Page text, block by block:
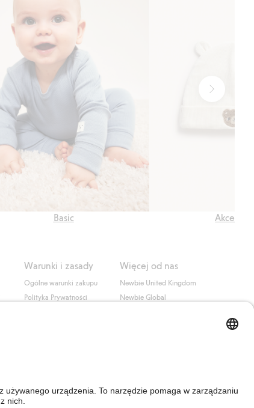
Basic Akcesoria
Warunki i zasady
Ogólne warunki zakupu
Polityka Prywatności
Więcej od nas
Newbie United Kingdom
Newbie Global